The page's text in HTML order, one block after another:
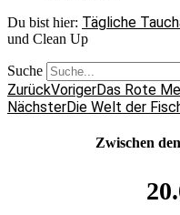
Du bist hier: Tägliche
und Clean Up
Suche
ZurückVorigerDas Rote
NächsterDie Welt der
Zwischen